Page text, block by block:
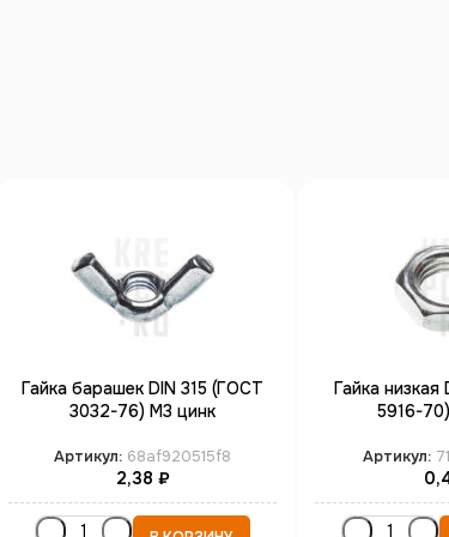
Гайка барашек DIN 315 (ГОСТ
3032-76) М3 цинк
Артикул: 68af920515f8
2,38 ₽
Гайка
5916-
Артикул: